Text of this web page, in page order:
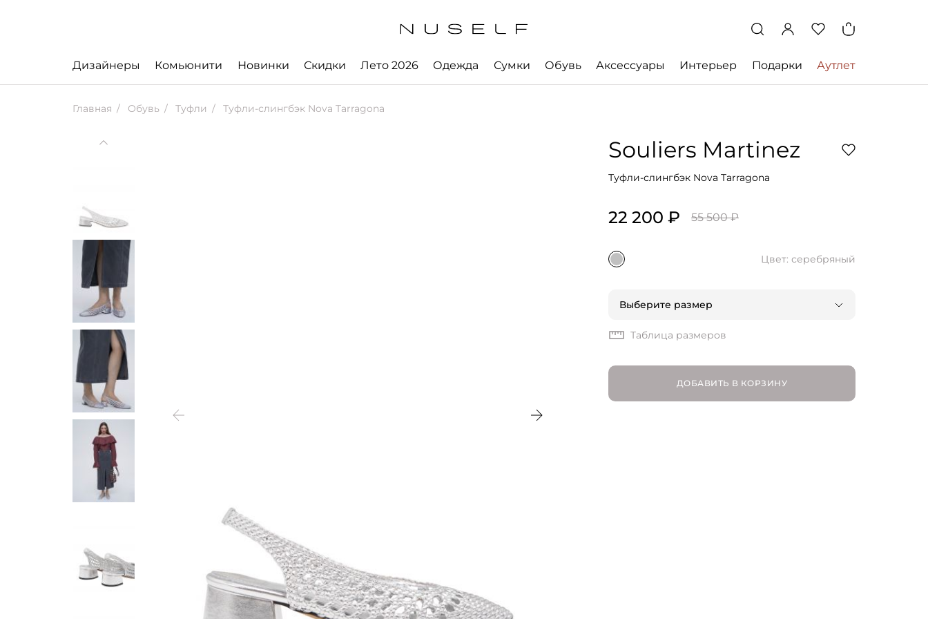
Дизайнеры Комьюнити Новинки Скидки Лето 2026 Одежда Сумки Обувь Аксессуары Интерьер Подарки Аутлет
Главная Обувь Туфли Туфли-слингбэк Nova Tarragona
Souliers Martinez
Туфли-слингбэк Nova Tarragona
22 200 ₽ 55 500 ₽
Цвет: серебряный
Выберите размер
EU 36 | RU 36
EU 37 | RU 37
Таблица размеров
ДОБАВИТЬ В КОРЗИНУ